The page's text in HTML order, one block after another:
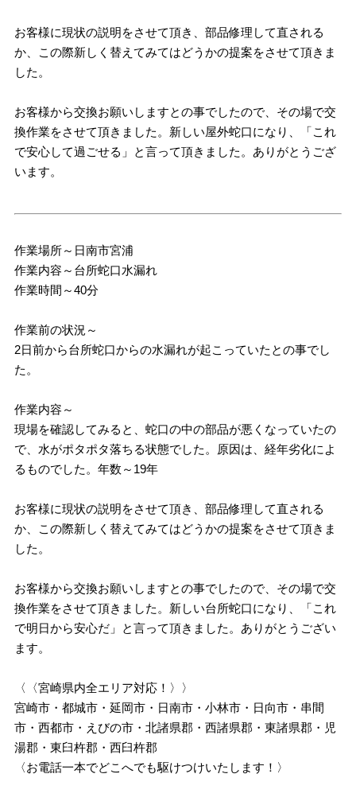
お客様に現状の説明をさせて頂き、部品修理して直される
か、この際新しく替えてみてはどうかの提案をさせて頂きま
した。
お客様から交換お願いしますとの事でしたので、その場で交
換作業をさせて頂きました。新しい屋外蛇口になり、「これ
で安心して過ごせる」と言って頂きました。ありがとうござ
います。
作業場所～日南市宮浦
作業内容～台所蛇口水漏れ
作業時間～40分
作業前の状況～
2日前から台所蛇口からの水漏れが起こっていたとの事でし
た。
作業内容～
現場を確認してみると、蛇口の中の部品が悪くなっていたの
で、水がポタポタ落ちる状態でした。原因は、経年劣化によ
るものでした。年数～19年
お客様に現状の説明をさせて頂き、部品修理して直される
か、この際新しく替えてみてはどうかの提案をさせて頂きま
した。
お客様から交換お願いしますとの事でしたので、その場で交
換作業をさせて頂きました。新しい台所蛇口になり、「これ
で明日から安心だ」と言って頂きました。ありがとうござい
ます。
〈〈宮崎県内全エリア対応！〉〉
宮崎市・都城市・延岡市・日南市・小林市・日向市・串間
市・西都市・えびの市・北諸県郡・西諸県郡・東諸県郡・児
湯郡・東臼杵郡・西臼杵郡
〈お電話一本でどこへでも駆けつけいたします！〉